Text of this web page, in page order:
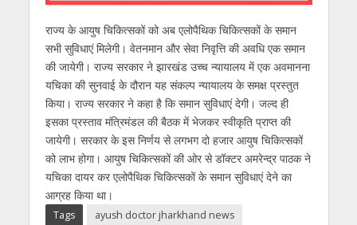
राज्य के आयुष चिकित्सकों को अब एलोपैथिक चिकित्सकों के समान
सभी सुविधाएं मिलेगी। वेतनमान और सेवा निवृत्ति की अवधि एक समान
की जायेगी। राज्य सरकार ने झारखंड उच्च न्यायालय में एक अवमानना
यचिका की सुनवाई के दौरान यह संकल्प न्यायालय के समक्ष प्रस्तुत
किया। राज्य सरकार ने कहा है कि समान सुविधाएं देगी। जल्द ही
इसका प्रस्ताव मंत्रिमंडल की बैठक में भेजकर स्वीकृति प्राप्त की
जायेगी। सरकार के इस निर्णय से लगभग दो हजार आयुष चिकित्सकों
को लाभ होगा। आयुष चिकित्सकों की ओर से डॉक्टर अमरेन्द्र पाठक ने
यचिका दायर कर एलोपैथिक चिकित्सकों के समान सुविधाएं देने का
आग्रह किया था।
Tags
ayush doctor jharkhand news